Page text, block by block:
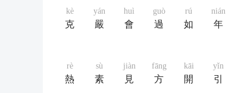
kè
克
yán
嚴
huì
會
guò
過
rú
如
nián
年
rè
熱
sù
素
jiàn
見
fāng
方
kāi
開
yǐn
引